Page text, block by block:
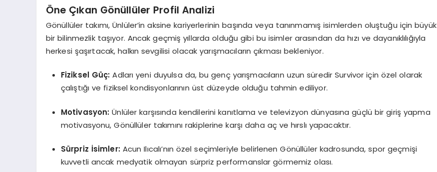
Öne Çıkan Gönüllüler Profil Analizi
Gönüllüler takımı, Ünlüler’in aksine kariyerlerinin başında veya tanınmamış isimlerden oluştuğu için büyük
bir bilinmezlik taşıyor. Ancak geçmiş yıllarda olduğu gibi bu isimler arasından da hızı ve dayanıklılığıyla
herkesi şaşırtacak, halkın sevgilisi olacak yarışmacıların çıkması bekleniyor.
Fiziksel Güç: Adları yeni duyulsa da, bu genç yarışmacıların uzun süredir Survivor için özel olarak
çalıştığı ve fiziksel kondisyonlarının üst düzeyde olduğu tahmin ediliyor.
Motivasyon: Ünlüler karşısında kendilerini kanıtlama ve televizyon dünyasına güçlü bir giriş yapma
motivasyonu, Gönüllüler takımını rakiplerine karşı daha aç ve hırslı yapacaktır.
Sürpriz İsimler: Acun Ilıcalı’nın özel seçimleriyle belirlenen Gönüllüler kadrosunda, spor geçmişi
kuvvetli ancak medyatik olmayan sürpriz performanslar görmemiz olası.